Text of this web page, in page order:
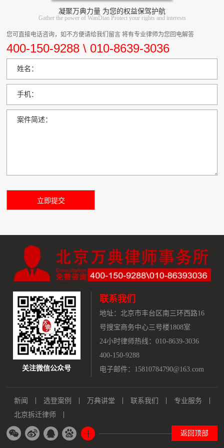
凝聚万典力量 为您的权益保驾护航
Gather the power of WanDian Protect your rights and interests
您可直接电话咨询，如不方便请给我们留言 将有专业律师为您回电解答
400-150-9288 \ 010-8639-3036
姓名：
手机：
案件简述：
关注微信公众号
联系我们
地址： 北京市丰台区南三环西路16
号搜宝商务中心三号楼1808室
24小时律师热线：010-8639-3036
400-150-9288
电子邮件：15810784790@163.com
新闻 选登案例 万典讲堂 联系我们
专业服务
北京拆迁律师
返回顶部